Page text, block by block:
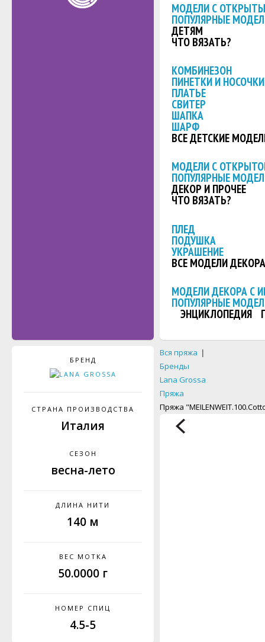
МОДЕЛИ С
ПОПУЛЯРНЫЕ
ДЕТЯМ
ЧТО ВЯЗАТЬ?
КОМБИНЕЗОН
ПИНЕТКИ И НОСОЧКИ
ПЛАТЬЕ
СВИТЕР
ШАПКА
ШАРФ
ВСЕ ДЕТСКИЕ
МОДЕЛИ С
ПОПУЛЯРНЫЕ
ДЕКОР И ПРОЧЕЕ
ЧТО ВЯЗАТЬ?
ПЛЕД
ПОДУШКА
УКРАШЕНИЕ
ВСЕ МОДЕЛИ ДЕКОРА
МОДЕЛИ ДЕКОРА С
ПОПУЛЯРНЫЕ
ЭНЦИКЛОПЕДИЯ
БРЕНД
СТРАНА ПРОИЗВОДСТВА
Италия
СЕЗОН
весна-лето
ДЛИНА НИТИ
140 м
ВЕС МОТКА
50.0000 г
НОМЕР СПИЦ
4.5-5
Вся пряжа |
Бренды
Lana Grossa
Пряжа
Пряжа